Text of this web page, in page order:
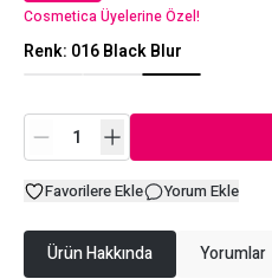
Cosmetica Üyelerine Özel!
Renk: 016 Black Blur
Favorilere Ekle Yorum Ekle
Ürün Hakkında Yorumlar